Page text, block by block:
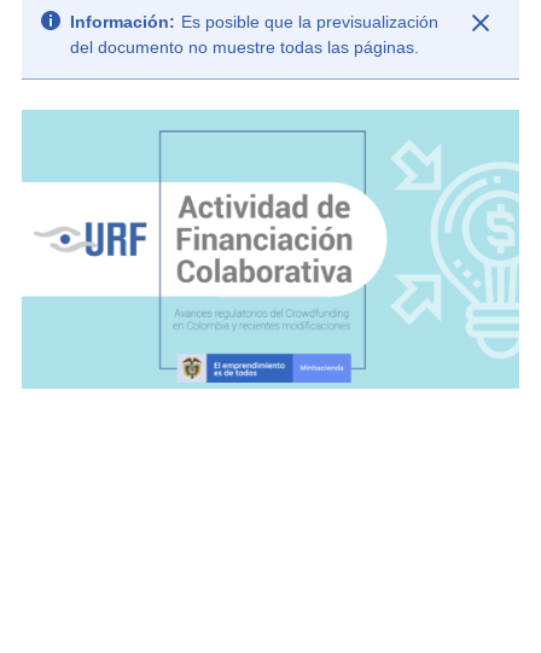
Información: Es posible que la previsualización
del documento no muestre todas las páginas.